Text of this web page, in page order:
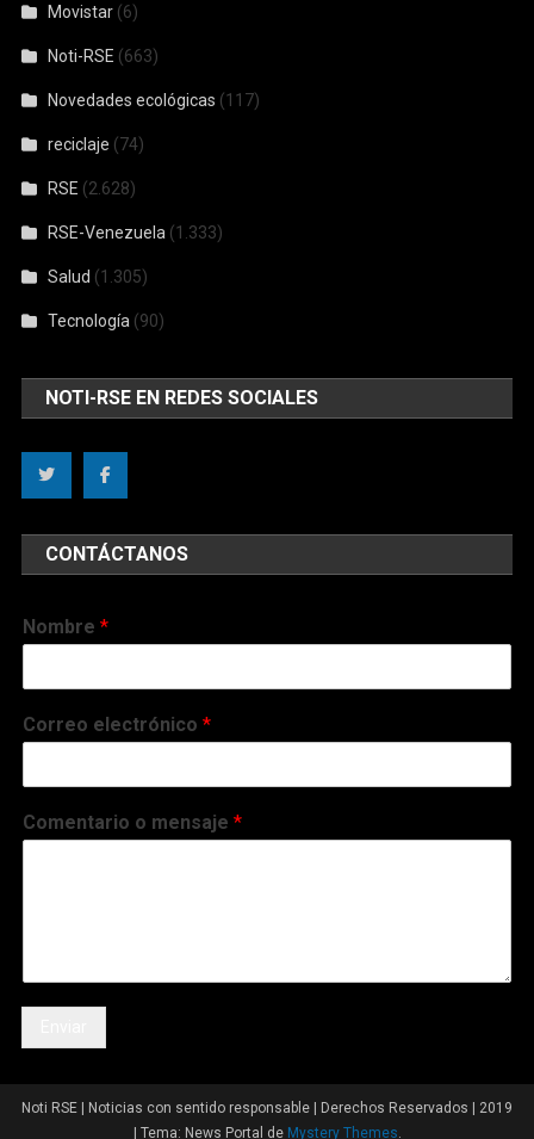
Movistar (6)
Noti-RSE (663)
Novedades ecológicas (117)
reciclaje (74)
RSE (2.628)
RSE-Venezuela (1.333)
Salud (1.305)
Tecnología (90)
NOTI-RSE EN REDES SOCIALES
CONTÁCTANOS
Nombre*
Correo electrónico*
Comentario o mensaje*
Noti RSE | Noticias con sentido responsable | Derechos Reservados | 2019
Tema: News Portal de Mystery Themes.